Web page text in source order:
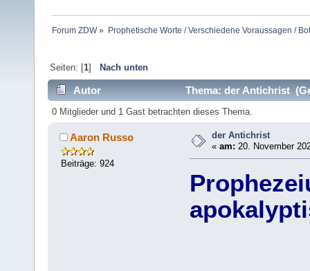
Forum ZDW» Prophetische Worte / Verschiedene Voraussagen /
Seiten: [1] Nach unten
Autor Thema: der Antichrist
0 Mitglieder und 1 Gast betrachten dieses Thema.
Aaron Russo
Beiträge: 924
der Antichrist
«am: 20. November